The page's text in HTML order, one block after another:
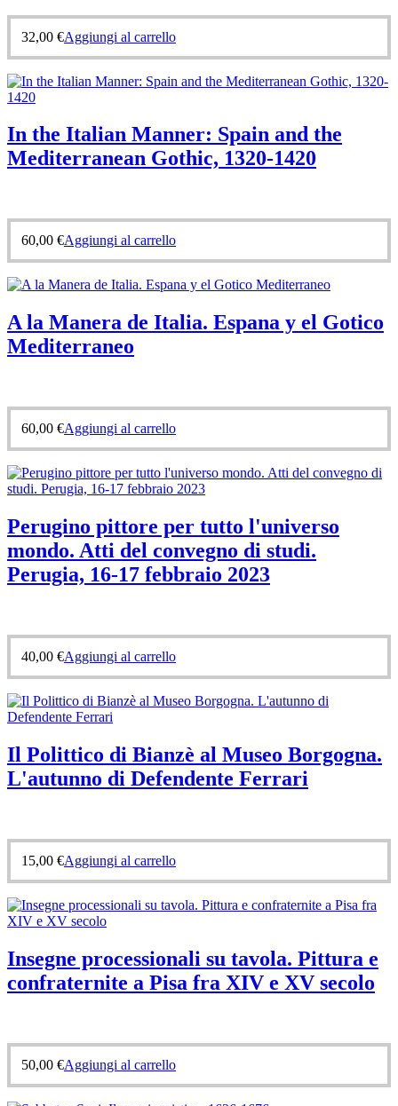
32,00 €Aggiungi al carrello
In the Italian Manner: Spain and the
Mediterranean Gothic, 1320-1420
60,00 €Aggiungi al carrello
A la Manera de Italia. Espana y el Gotico
Mediterraneo
60,00 €Aggiungi al carrello
Perugino pittore per tutto l'universo
mondo. Atti del convegno di studi.
Perugia, 16-17 febbraio 2023
40,00 €Aggiungi al carrello
Il Polittico di Bianzè al Museo Borgogna.
L'autunno di Defendente Ferrari
15,00 €Aggiungi al carrello
Insegne processionali su tavola. Pittura e
confraternite a Pisa fra XIV e XV secolo
50,00 €Aggiungi al carrello